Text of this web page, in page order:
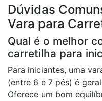
Dúvidas
Vara para
Qual é o melhor
carretilha para
Para iniciantes, uma
(entre 6 e 7 pés) é
Oferece um bom